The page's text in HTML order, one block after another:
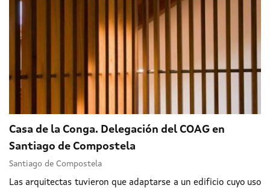
Casa de la Conga. Delegación del COAG en
Santiago de Compostela
Santiago de Compostela
Las arquitectas tuvieron que adaptarse a un edificio cuyo uso